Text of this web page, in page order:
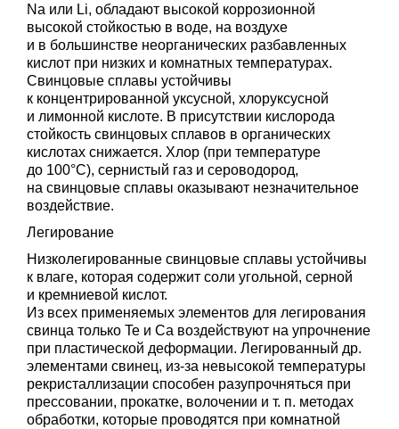
Na или Li, обладают высокой коррозионной
высокой стойкостью в воде, на воздухе
и в большинстве неорганических разбавленных
кислот при низких и комнатных температурах.
Свинцовые сплавы устойчивы
к концентрированной уксусной, хлоруксусной
и лимонной кислоте. В присутствии кислорода
стойкость свинцовых сплавов в органических
кислотах снижается. Хлор (при температуре
до 100°С), сернистый газ и сероводород,
на свинцовые сплавы оказывают незначительное
воздействие.
Легирование
Низколегированные свинцовые сплавы устойчивы
к влаге, которая содержит соли угольной, серной
и кремниевой кислот.
Из всех применяемых элементов для легирования
свинца только Te и Ca воздействуют на упрочнение
при пластической деформации. Легированный др.
элементами свинец, из-за невысокой температуры
рекристаллизации способен разупрочняться при
прессовании, прокатке, волочении и т. п. методах
обработки, которые проводятся при комнатной